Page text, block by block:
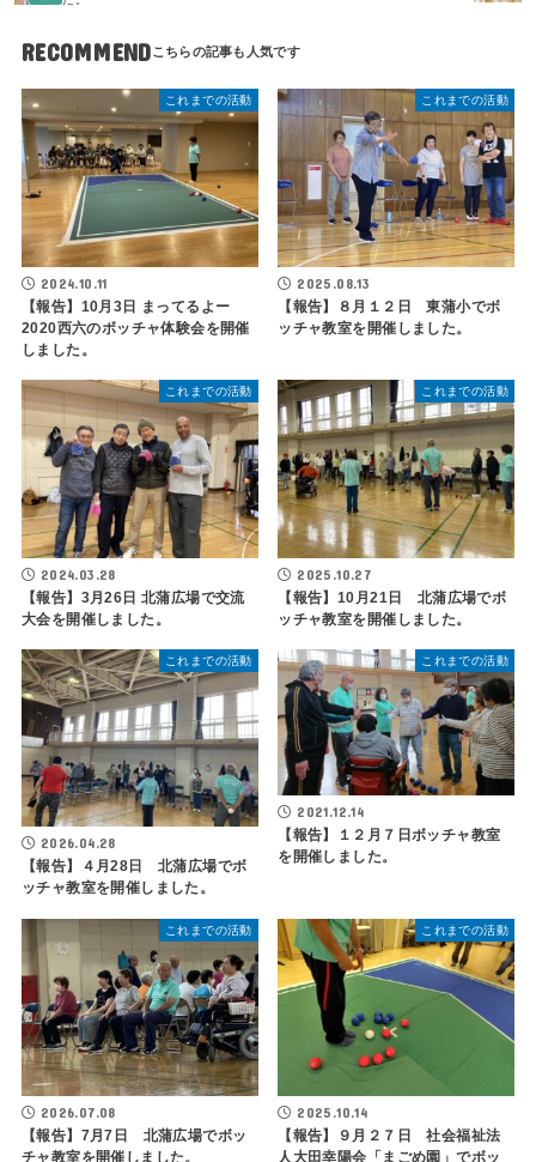
RECOMMEND
これまでの活動
2024.10.11
【報告】10月3日 まってるよー
2020西六のボッチャ体験会を開催
しました。
これまでの活動
2025.08.13
【報告】８月１２日 東蒲小でボ
ッチャ教室を開催しました。
これまでの活動
2024.03.28
【報告】3月26日 北蒲広場で交流
大会を開催しました。
これまでの活動
2025.10.27
【報告】10月21日 北蒲広場でボ
ッチャ教室を開催しました。
これまでの活動
2026.04.28
【報告】４月28日 北蒲広場でボ
ッチャ教室を開催しました。
これまでの活動
2021.12.14
【報告】１２月７日ボッチャ教室
を開催しました。
これまでの活動
2026.07.08
【報告】7月7日 北蒲広場でボッ
チャ教室を開催しました。
これまでの活動
2025.10.14
【報告】９月２７日 社会福祉法
人大田幸陽会「まごめ園」でボッ